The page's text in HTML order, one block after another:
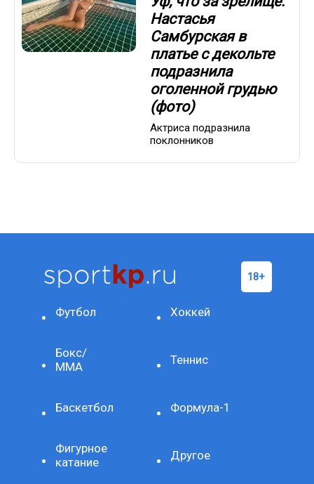
Настасья
Самбурская в
платье с декольте
подразнила
оголенной грудью
(фото)
Актриса подразнила
поклонников
Футбол Хоккей
Бокс/
ММА
Теннис
Баскетбол Формула-1
Фигурное
катание
Другое